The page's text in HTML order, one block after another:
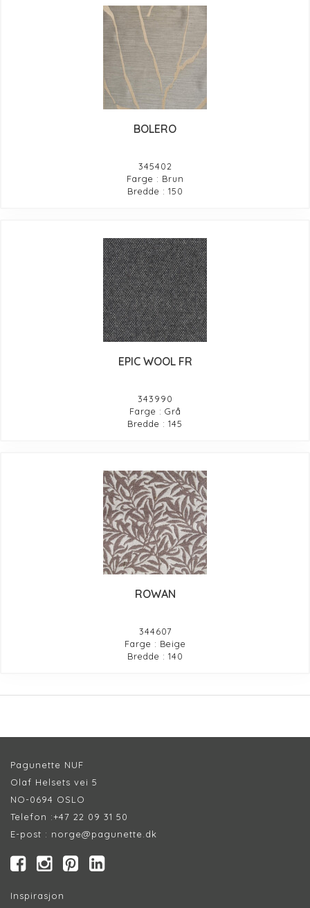
BOLERO
345402
Farge : Brun
Bredde : 150
EPIC WOOL FR
343990
Farge : Grå
Bredde : 145
ROWAN
344607
Farge : Beige
Bredde : 140
Pagunette NUF
Olaf Helsets vei 5
NO-0694 OSLO
Telefon :+47 22 09 31 50
E-post : norge@pagunette.dk
Inspirasjon